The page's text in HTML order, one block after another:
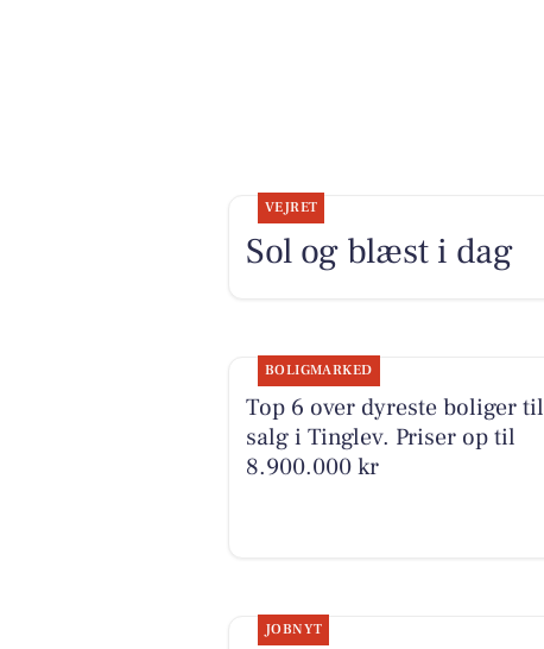
VEJRET
Sol og blæst i dag
BOLIGMARKED
Top 6 over dyreste boliger til
salg i Tinglev. Priser op til
8.900.000 kr
JOBNYT